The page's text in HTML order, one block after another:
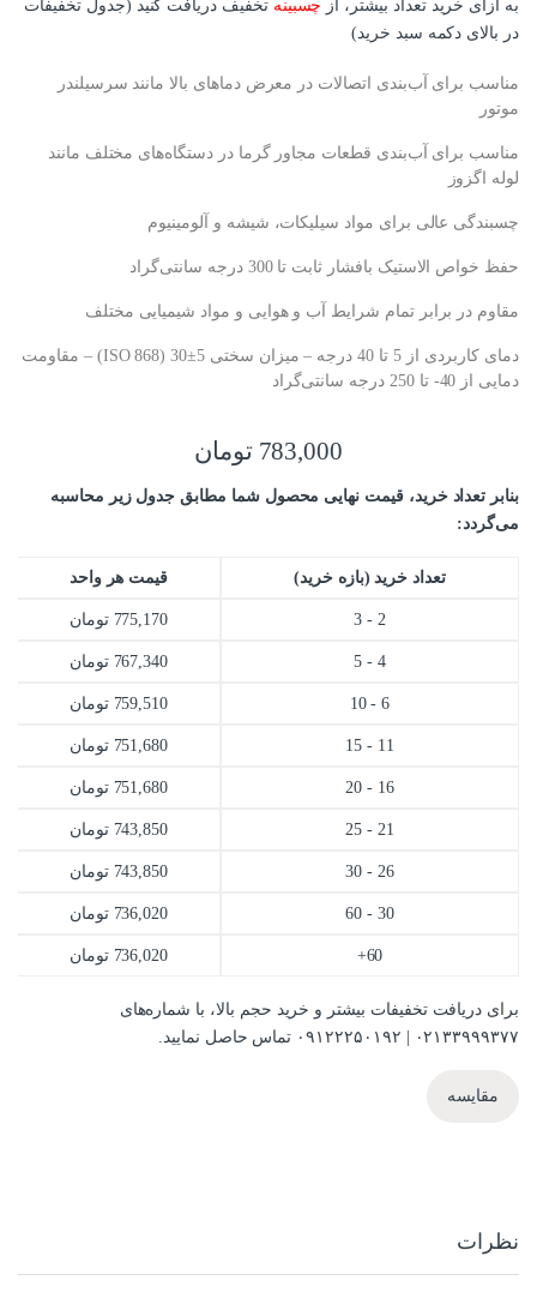
به ازای خرید تعداد بیشتر، از چسبینه تخفیف دریافت کنید (جدول تخفیفات
در بالای دکمه سبد خرید)
مناسب برای آب‌بندی اتصالات در معرض دماهای بالا مانند سرسیلندر
موتور
مناسب برای آب‌بندی قطعات مجاور گرما در دستگاه‌های مختلف مانند
لوله اگزوز
چسبند‌گی عالی برای مواد سیلیکات، شیشه و آلومینیوم
حفظ خواص الاستیک بافشار ثابت تا 300 درجه سانتی‌گراد
مقاوم در برابر تمام شرایط آب و هوایی و مواد شیمیایی مختلف
دمای کاربردی از 5 تا 40 درجه – میزان سختی 5±30 (ISO 868) – مقاومت
دمایی از 40- تا 250 درجه سانتی‌گراد
783,000 تومان
بنابر تعداد خرید، قیمت نهایی محصول شما مطابق جدول زیر محاسبه
می‌گردد:
تعداد خرید (بازه خرید) قیمت هر واحد
2 - 3
775,170 تومان
4 - 5
767,340 تومان
6 - 10
759,510 تومان
11 - 15
751,680 تومان
16 - 20
751,680 تومان
21 - 25
743,850 تومان
26 - 30
743,850 تومان
30 - 60
736,020 تومان
60+
736,020 تومان
برای دریافت تخفیفات بیشتر و خرید حجم بالا، با شماره‌های
۰۲۱۳۳۹۹۹۳۷۷ | ۰۹۱۲۲۲۵۰۱۹۲ تماس حاصل نمایید.
مقایسه
نظرات